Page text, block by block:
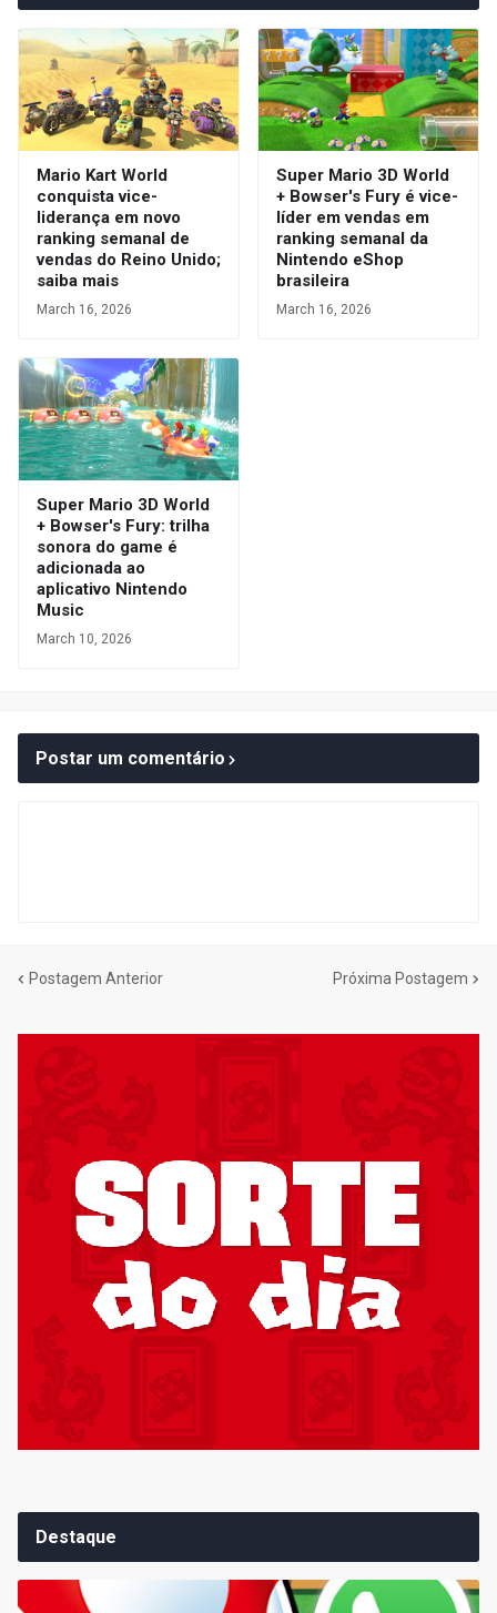
Mario Kart World
conquista vice-
liderança em novo
ranking semanal de
vendas do Reino Unido;
saiba mais
March 16, 2026
Super Mario 3D World
+ Bowser's Fury é vice-
líder em vendas em
ranking semanal da
Nintendo eShop
brasileira
March 16, 2026
Super Mario 3D World
+ Bowser's Fury: trilha
sonora do game é
adicionada ao
aplicativo Nintendo
Music
March 10, 2026
Postar um comentário
Postagem Anterior Próxima Postagem
Destaque